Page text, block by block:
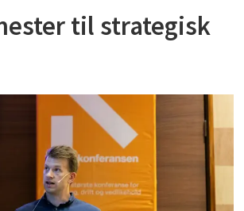
til strategisk